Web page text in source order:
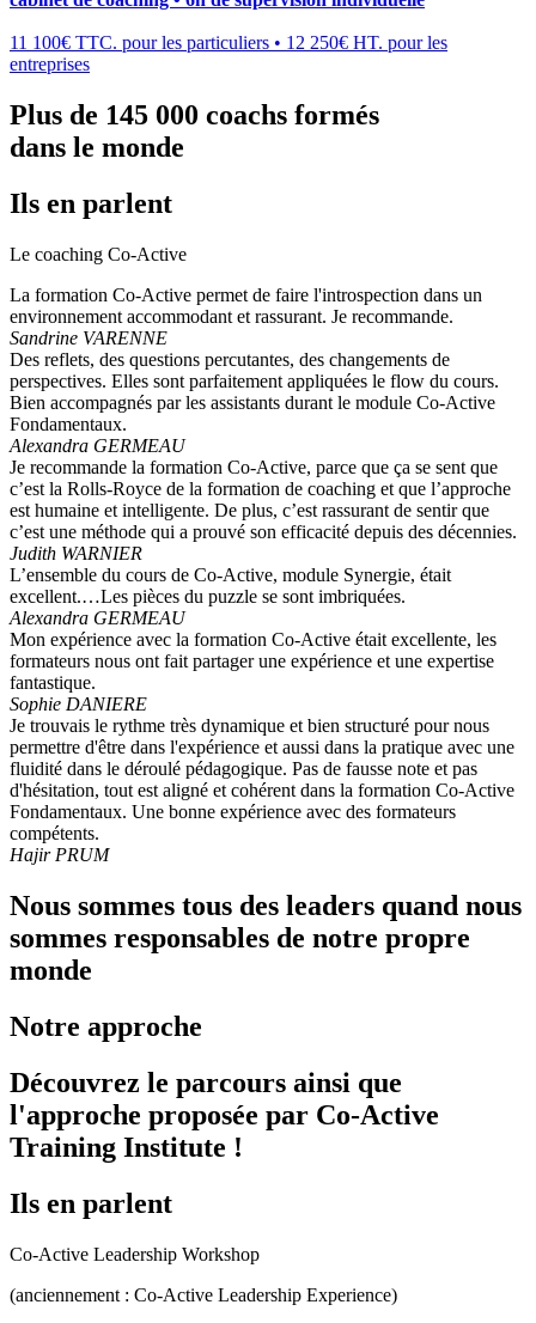
11 100€ TTC. pour les particuliers • 12 250€ HT. pour les
entreprises
Plus de 145 000 coachs formés
dans le monde
Ils en parlent
Le coaching Co-Active
La formation Co-Active permet de faire l'introspection dans un
environnement accommodant et rassurant. Je recommande.
Sandrine VARENNE
Des reflets, des questions percutantes, des changements de
perspectives. Elles sont parfaitement appliquées le flow du cours.
Bien accompagnés par les assistants durant le module Co-Active
Fondamentaux.
Alexandra GERMEAU
Je recommande la formation Co-Active, parce que ça se sent que
c’est la Rolls-Royce de la formation de coaching et que l’approche
est humaine et intelligente. De plus, c’est rassurant de sentir que
c’est une méthode qui a prouvé son efficacité depuis des décennies.
Judith WARNIER
L’ensemble du cours de Co-Active, module Synergie, était
excellent.…Les pièces du puzzle se sont imbriquées.
Alexandra GERMEAU
Mon expérience avec la formation Co-Active était excellente, les
formateurs nous ont fait partager une expérience et une expertise
fantastique.
Sophie DANIERE
Je trouvais le rythme très dynamique et bien structuré pour nous
permettre d'être dans l'expérience et aussi dans la pratique avec une
fluidité dans le déroulé pédagogique. Pas de fausse note et pas
d'hésitation, tout est aligné et cohérent dans la formation Co-Active
Fondamentaux. Une bonne expérience avec des formateurs
compétents.
Hajir PRUM
Nous sommes tous des leaders quand nous
sommes responsables de notre propre
monde
Notre approche
Découvrez le parcours ainsi que
l'approche proposée par Co-Active
Training Institute !
Ils en parlent
Co-Active Leadership Workshop
(anciennement : Co-Active Leadership Experience)